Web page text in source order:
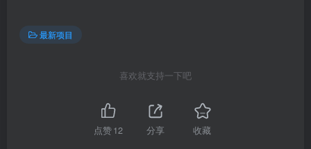
最新项目
喜欢就支持一下吧
点赞12 分享 收藏